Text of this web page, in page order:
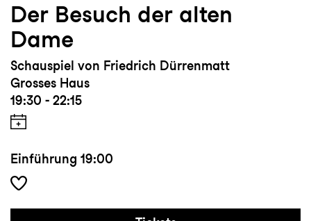
Der Besuch der alten
Dame
Schauspiel von Friedrich Dürrenmatt
Grosses Haus
19:30 - 22:15
Einführung 19:00